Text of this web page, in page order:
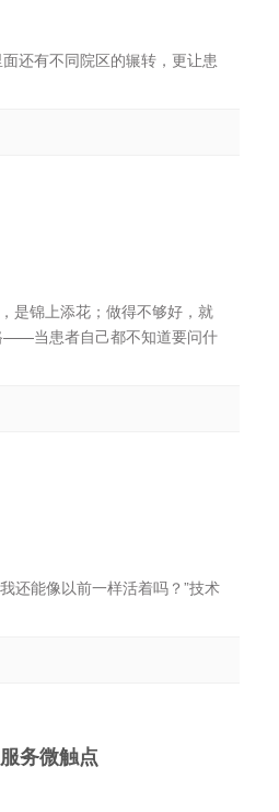
还有不同院区的辗转，更让患
是锦上添花；做得不够好，就
——当患者自己都不知道要问什
还能像以前一样活着吗？”技术
务微触点